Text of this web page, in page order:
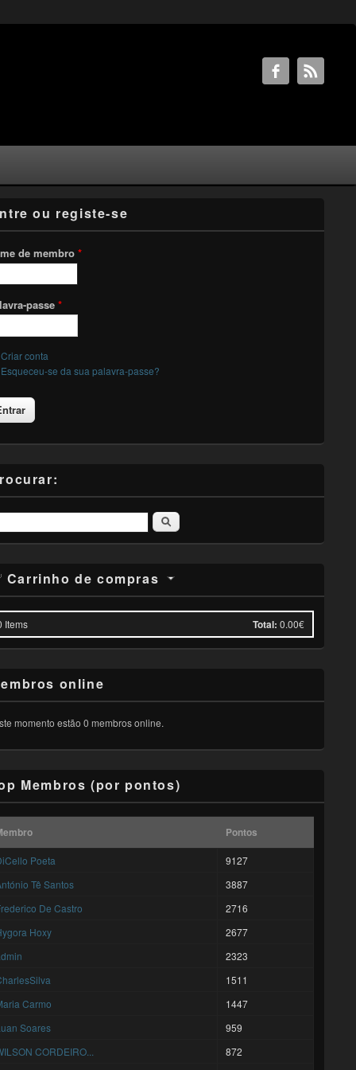
ou registe-se
de membro *
passe *
Criar conta
Esqueceu-se da sua palavra-passe?
Pesquisar
Carrinho de compras
Items Total: 0.00€
online
momento estão 0 membros online.
Membros (por pontos)
Pontos
Poeta
9127
Tê Santos
3887
De Castro
2716
Hoxy
2677
2323
1511
Carmo
1447
Soares
959
CORDEIRO...
872